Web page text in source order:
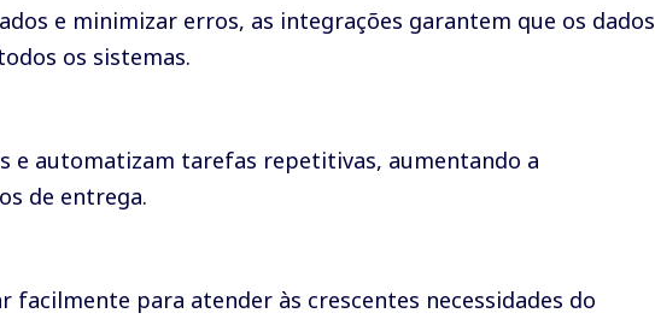
e minimizar erros, as integrações garantem que os dados
os sistemas.
e automatizam tarefas repetitivas, aumentando a
de entrega.
facilmente para atender às crescentes necessidades do